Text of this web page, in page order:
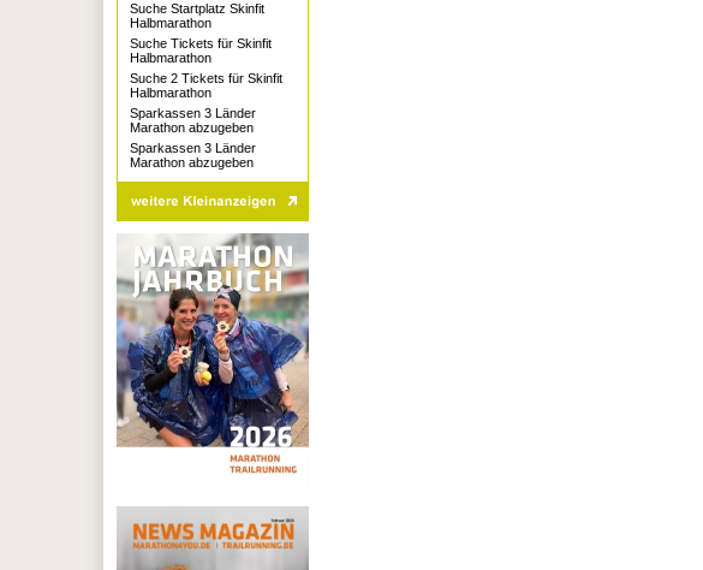
Suche Startplatz Skinfit
Halbmarathon
Suche Tickets für Skinfit
Halbmarathon
Suche 2 Tickets für Skinfit
Halbmarathon
Sparkassen 3 Länder
Marathon abzugeben
Sparkassen 3 Länder
Marathon abzugeben